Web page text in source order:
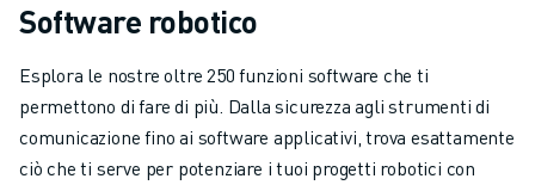
Software robotico
Esplora le nostre oltre 250 funzioni software che ti
permettono di fare di più. Dalla sicurezza agli strumenti di
comunicazione fino ai software applicativi, trova esattamente
ciò che ti serve per potenziare i tuoi progetti robotici con